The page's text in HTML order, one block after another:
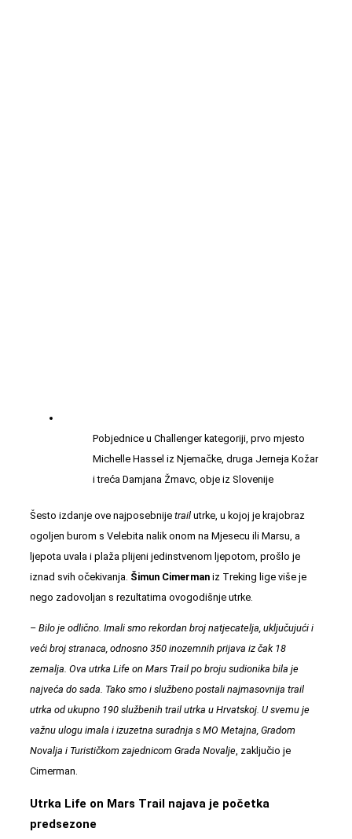
Pobjednice u Challenger kategoriji, prvo mjesto
Michelle Hassel iz Njemačke, druga Jerneja Kožar
i treća Damjana Žmavc, obje iz Slovenije
Šesto izdanje ove najposebnije trail utrke, u kojoj je krajobraz
ogoljen burom s Velebita nalik onom na Mjesecu ili Marsu, a
ljepota uvala i plaža plijeni jedinstvenom ljepotom, prošlo je
iznad svih očekivanja. Šimun Cimerman iz Treking lige više je
nego zadovoljan s rezultatima ovogodišnje utrke.
– Bilo je odlično. Imali smo rekordan broj natjecatelja, uključujući i
veći broj stranaca, odnosno 350 inozemnih prijava iz čak 18
zemalja. Ova utrka Life on Mars Trail po broju sudionika bila je
najveća do sada. Tako smo i službeno postali najmasovnija trail
utrka od ukupno 190 službenih trail utrka u Hrvatskoj. U svemu je
važnu ulogu imala i izuzetna suradnja s MO Metajna, Gradom
Novalja i Turističkom zajednicom Grada Novalje, zaključio je
Cimerman.
Utrka Life on Mars Trail najava je početka
predsezone